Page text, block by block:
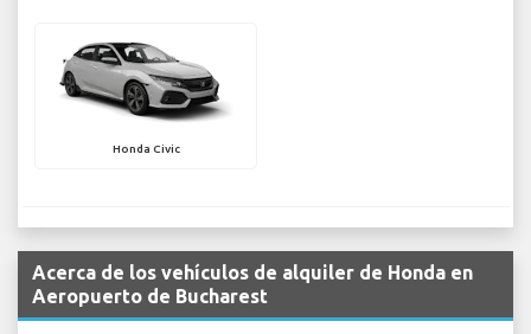
Honda Civic
Acerca de los vehículos de alquiler de Honda en
Aeropuerto de Bucharest